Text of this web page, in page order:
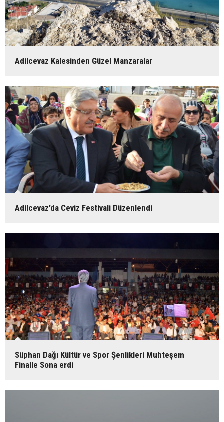
Adilcevaz Kalesinden Güzel Manzaralar
Adilcevaz’da Ceviz Festivali Düzenlendi
Süphan Dağı Kültür ve Spor Şenlikleri Muhteşem
Finalle Sona erdi